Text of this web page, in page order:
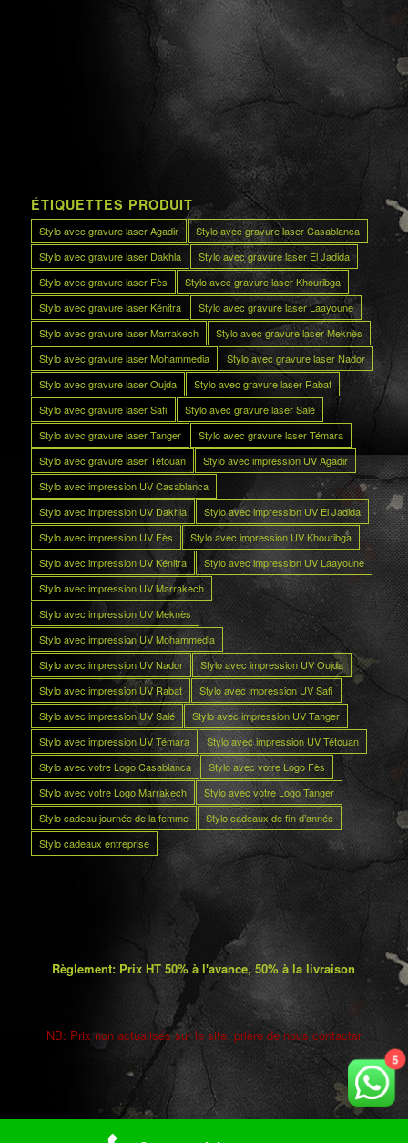
ÉTIQUETTES PRODUIT
Stylo avec gravure laser Agadir
Stylo avec gravure laser Casablanca
Stylo avec gravure laser Dakhla
Stylo avec gravure laser El Jadida
Stylo avec gravure laser Fès
Stylo avec gravure laser Khouribga
Stylo avec gravure laser Kénitra
Stylo avec gravure laser Laayoune
Stylo avec gravure laser Marrakech
Stylo avec gravure laser Meknès
Stylo avec gravure laser Mohammedia
Stylo avec gravure laser Nador
Stylo avec gravure laser Oujda
Stylo avec gravure laser Rabat
Stylo avec gravure laser Safi
Stylo avec gravure laser Salé
Stylo avec gravure laser Tanger
Stylo avec gravure laser Témara
Stylo avec gravure laser Tétouan
Stylo avec impression UV Agadir
Stylo avec impression UV Casablanca
Stylo avec impression UV Dakhla
Stylo avec impression UV El Jadida
Stylo avec impression UV Fès
Stylo avec impression UV Khouribga
Stylo avec impression UV Kénitra
Stylo avec impression UV Laayoune
Stylo avec impression UV Marrakech
Stylo avec impression UV Meknès
Stylo avec impression UV Mohammedia
Stylo avec impression UV Nador
Stylo avec impression UV Oujda
Stylo avec impression UV Rabat
Stylo avec impression UV Safi
Stylo avec impression UV Salé
Stylo avec impression UV Tanger
Stylo avec impression UV Témara
Stylo avec impression UV Tétouan
Stylo avec votre Logo Casablanca
Stylo avec votre Logo Fès
Stylo avec votre Logo Marrakech
Stylo avec votre Logo Tanger
Stylo cadeau journée de la femme
Stylo cadeaux de fin d’année
Stylo cadeaux entreprise
Règlement: Prix HT 50% à l'avance, 50% à la livraison
NB: Prix non actualisés sur le site. prière de nous contacter
5